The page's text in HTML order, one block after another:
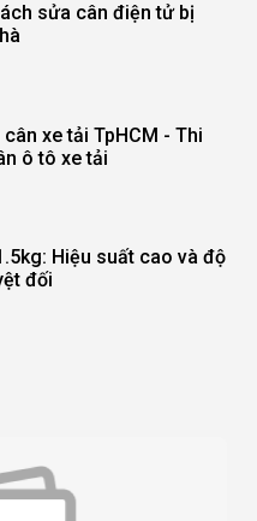
sửa cân điện tử bị
xe tải TpHCM - Thi
ô tô xe tải
Hiệu suất cao và độ
đối